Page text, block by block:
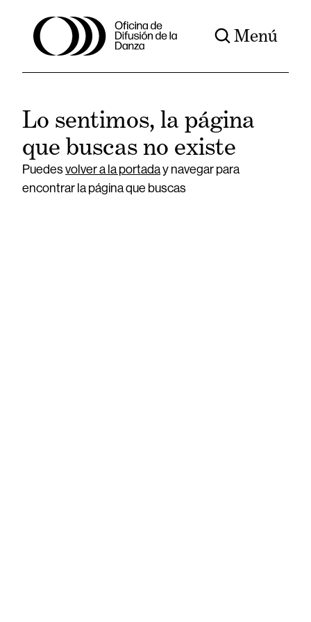
Menú
Lo sentimos, la página
que buscas no existe
Puedesvolver a la portaday navegar para
encontrar la página que buscas